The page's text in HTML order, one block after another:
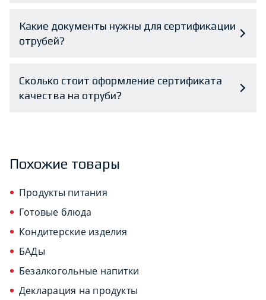
️Какие документы нужны для сертификации
отрубей?
Сколько стоит оформление сертификата
качества на отруби?
Похожие товары
Продукты питания
Готовые блюда
Кондитерские изделия
БАДы
Безалкогольные напитки
Декларация на продукты